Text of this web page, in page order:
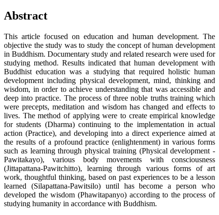
Abstract
This article focused on education and human development. The
objective the study was to study the concept of human development
in Buddhism. Documentary study and related research were used for
studying method. Results indicated that human development with
Buddhist education was a studying that required holistic human
development including physical development, mind, thinking and
wisdom, in order to achieve understanding that was accessible and
deep into practice. The process of three noble truths training which
were precepts, meditation and wisdom has changed and effects to
lives. The method of applying were to create empirical knowledge
for students (Dharma) continuing to the implementation in actual
action (Practice), and developing into a direct experience aimed at
the results of a profound practice (enlightenment) in various forms
such as learning through physical training (Physical development -
Pawitakayo), various body movements with consciousness
(Jittapattana-Pawitchitto), learning through various forms of art
work, thoughtful thinking, based on past experiences to be a lesson
learned (Silapattana-Pawitsilo) until has become a person who
developed the wisdom (Phawitapanyo) according to the process of
studying humanity in accordance with Buddhism.